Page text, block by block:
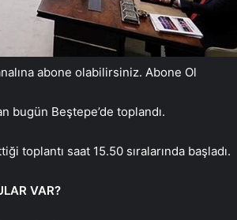
abone olabilirsiniz. Abone Ol
bugün Beştepe’de toplandı.
toplantı saat 15.50 sıralarında başladı.
VAR?